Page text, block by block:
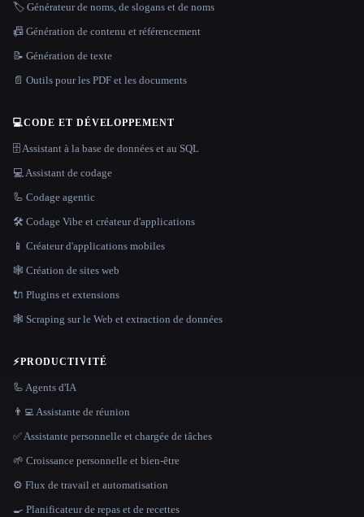
🏷️ Générateur de noms, de slogans et de noms
📠 Génération de contenu et référencement
📝 Génération de texte
📄 Outils pour les PDF et les documents
💻CODE ET DÉVELOPPEMENT
🗄️ Assistant à la base de données et au SQL
💻 Assistant de codage
🦾 Codage agentic
🛠️ Codage Vibe et créateur d'applications
📱 Créateur d'applications mobiles
🕸 Création de sites web
🔌 Plugins et extensions
🕸️ Scraping sur le Web et extraction de données
⚡PRODUCTIVITÉ
🦾 Agents d'IA
👨‍💻 Assistante de réunion
✅ Assistante personnelle et chargée de tâches
🌱 Croissance personnelle et bien-être
⚙️ Flux de travail et automatisation
🍳 Planificateur de repas et de recettes